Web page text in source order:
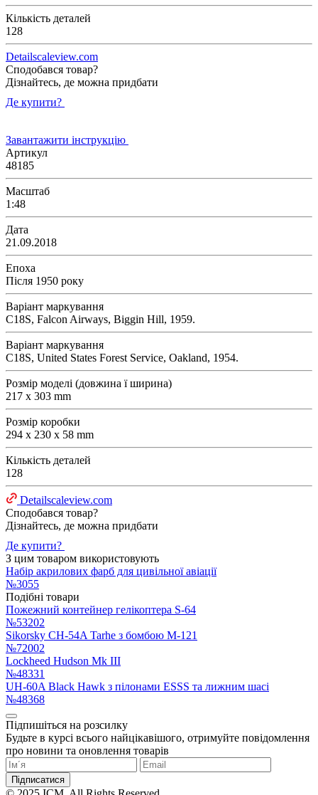
Кількість деталей
128
Detailscaleview.com
Сподобався товар?
Дізнайтесь, де можна придбати
Де купити?
Завантажити інструкцію
Артикул
48185
Масштаб
1:48
Дата
21.09.2018
Епоха
Після 1950 року
Варіант маркування
C18S, Falcon Airways, Biggin Hill, 1959.
Варіант маркування
C18S, United States Forest Service, Oakland, 1954.
Розмір моделі (довжина ї ширина)
217 x 303 mm
Розмір коробки
294 x 230 x 58 mm
Кількість деталей
128
Detailscaleview.com
Сподобався товар?
Дізнайтесь, де можна придбати
Де купити?
З цим товаром використовують
Набір акрилових фарб для цивільної авіації
№3055
Подібні товари
Пожежний контейнер гелікоптера S-64
№53202
Sikorsky CH-54A Tarhe з бомбою M-121
№72002
Lockheed Hudson Mk III
№48331
UH-60A Black Hawk з пілонами ESSS та лижним шасі
№48368
Підпишіться на розсилку
Будьте в курсі всього найцікавішого, отримуйте повідомлення
про новини та оновлення товарів
Підписатися